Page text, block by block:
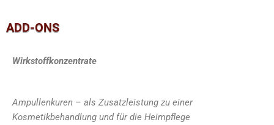
ADD-ONS
Wirkstoffkonzentrate
Ampullenkuren – als Zusatzleistung zu einer
Kosmetikbehandlung und für die Heimpflege